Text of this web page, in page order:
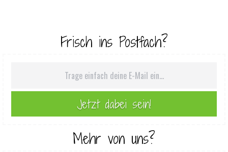
Frisch ins Postfach?
Mehr von uns?